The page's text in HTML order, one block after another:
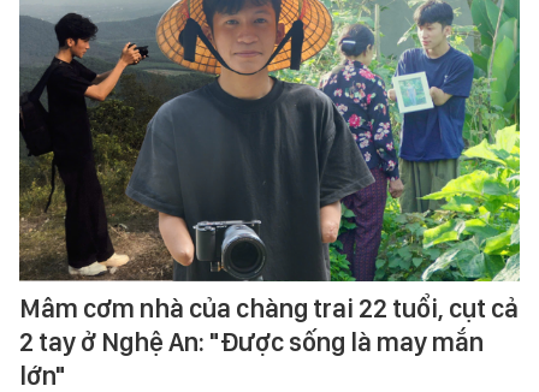
Mâm cơm nhà của chàng trai 22 tuổi, cụt cả
2 tay ở Nghệ An: "Được sống là may mắn
lớn"